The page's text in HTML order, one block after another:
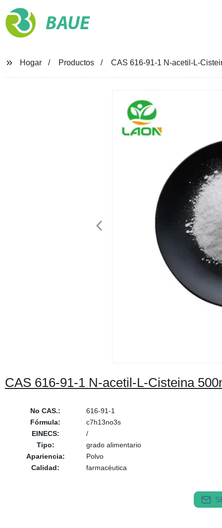
BAUE
Hogar Productos CAS 616-91-1 N-acetil-L-
CAS 616-91-1 N-acetil-L-Cisteina
No CAS.:
616-91-1
Fórmula:
c7h13no3s
EINECS:
/
Tipo:
grado alimentario
Apariencia:
Polvo
Calidad:
farmacéutica